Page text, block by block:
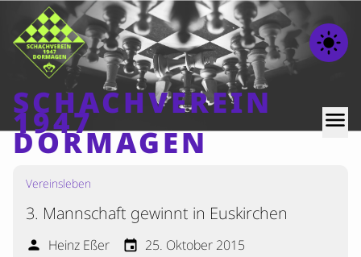
light_mode
SCHACHVEREIN
1947
DORMAGEN
menu
Home
Beiträge
Mannschaften
Vereinsleben
3. Mannschaft gewinnt in Euskirchen
person Heinz Eßer event 25. Oktober 2015